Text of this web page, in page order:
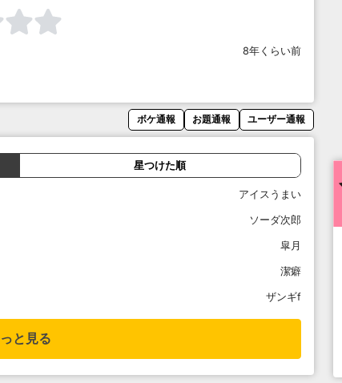
8年くらい前
ボケ通報 お題通報 ユーザー通報
星つけた順
アイスうまい
ソーダ次郎
皐月
潔癖
ザンギf
と見る